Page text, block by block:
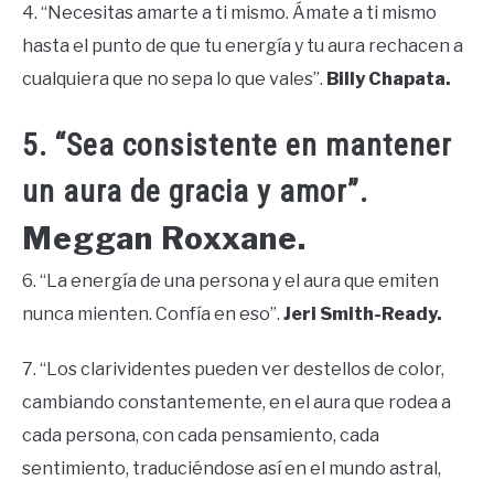
4. “Necesitas amarte a ti mismo. Ámate a ti mismo
hasta el punto de que tu energía y tu aura rechacen a
cualquiera que no sepa lo que vales”. Billy Chapata.
5. “Sea consistente en mantener
un aura de gracia y amor”.
Meggan Roxxane.
6. “La energía de una persona y el aura que emiten
nunca mienten. Confía en eso”. Jeri Smith-Ready.
7. “Los clarividentes pueden ver destellos de color,
cambiando constantemente, en el aura que rodea a
cada persona, con cada pensamiento, cada
sentimiento, traduciéndose así en el mundo astral,